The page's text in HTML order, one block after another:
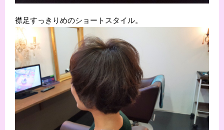
襟足すっきりめのショートスタイル。